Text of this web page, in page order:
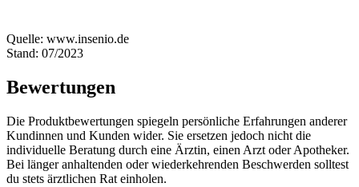
Quelle: www.insenio.de
Stand: 07/2023
Bewertungen
Die Produktbewertungen spiegeln persönliche Erfahrungen anderer
Kundinnen und Kunden wider. Sie ersetzen jedoch nicht die
individuelle Beratung durch eine Ärztin, einen Arzt oder Apotheker.
Bei länger anhaltenden oder wiederkehrenden Beschwerden solltest
du stets ärztlichen Rat einholen.